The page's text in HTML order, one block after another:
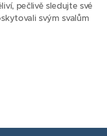
pečlivě sledujte své
svým svalům